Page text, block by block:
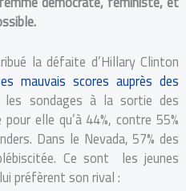
la défaite d’Hillary Clinton
mauvais scores auprès des
les sondages à la sortie des
elle qu’à 44%, contre 55%
Dans le Nevada, 57% des
Ce sont les jeunes
préfèrent son rival :